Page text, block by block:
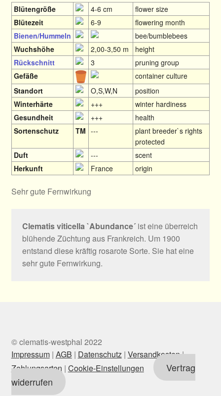
Blütengröße 4-6 cm
flower size
Blütezeit
6-9
flowering month
Bienen/Hummeln
bee/bumblebees
Wuchshöhe
2,00-3,50 m
height
Rückschnitt
3
pruning group
Gefäße
container culture
Standort
O,S,W,N
position
Winterhärte
+++
winter hardiness
Gesundheit
+++
health
Sortenschutz
TM ---
plant breeder`s rights
protected
Duft
---
scent
Herkunft
France origin
Sehr gute Fernwirkung
Clematis viticella `Abundance´ ist eine überreich
blühende Züchtung aus Frankreich. Um 1900
entstand diese kräftig rosarote Sorte. Sie hat eine
sehr gute Fernwirkung.
© clematis-westphal 2022
Impressum| AGB | Datenschutz| Versandkosten|
Zahlungsarten | Cookie-Einstellungen
Vertrag
widerrufen